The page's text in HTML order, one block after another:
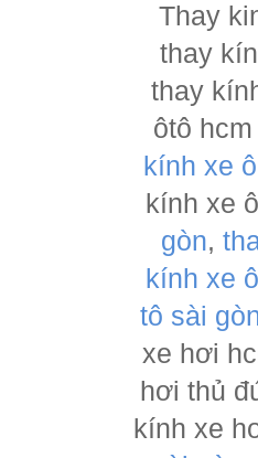
Thay
thay
thay
ôtô
kính xe
kính xe
gòn,
kính xe
tô sài
xe hơi
hơi thủ
kính xe